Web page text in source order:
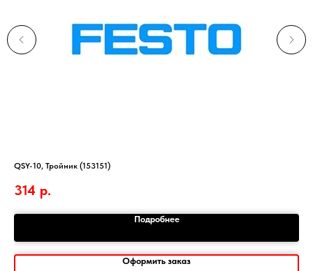
QSY-10, Тройник (153151)
314 р.
Подробнее
Оформить заказ